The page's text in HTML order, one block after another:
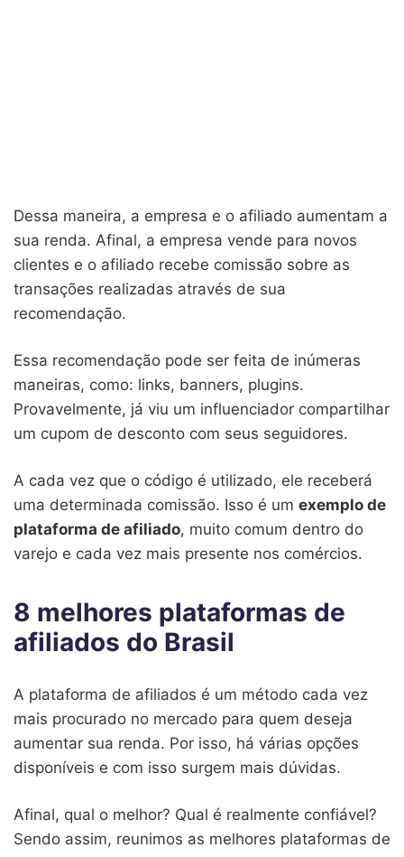
Dessa maneira, a empresa e o afiliado aumentam a
sua renda. Afinal, a empresa vende para novos
clientes e o afiliado recebe comissão sobre as
transações realizadas através de sua
recomendação.
Essa recomendação pode ser feita de inúmeras
maneiras, como: links, banners, plugins.
Provavelmente, já viu um influenciador compartilhar
um cupom de desconto com seus seguidores.
A cada vez que o código é utilizado, ele receberá
uma determinada comissão. Isso é um exemplo de
plataforma de afiliado, muito comum dentro do
varejo e cada vez mais presente nos comércios.
8 melhores plataformas de
afiliados do Brasil
A plataforma de afiliados é um método cada vez
mais procurado no mercado para quem deseja
aumentar sua renda. Por isso, há várias opções
disponíveis e com isso surgem mais dúvidas.
Afinal, qual o melhor? Qual é realmente confiável?
Sendo assim, reunimos as melhores plataformas de